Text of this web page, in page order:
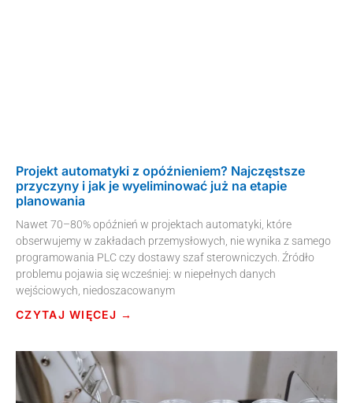
Projekt automatyki z opóźnieniem? Najczęstsze
przyczyny i jak je wyeliminować już na etapie
planowania
Nawet 70–80% opóźnień w projektach automatyki, które
obserwujemy w zakładach przemysłowych, nie wynika z samego
programowania PLC czy dostawy szaf sterowniczych. Źródło
problemu pojawia się wcześniej: w niepełnych danych
wejściowych, niedoszacowanym
CZYTAJ WIĘCEJ →